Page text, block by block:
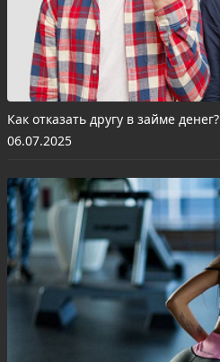
Как отказать другу в займе денег?
06.07.2025